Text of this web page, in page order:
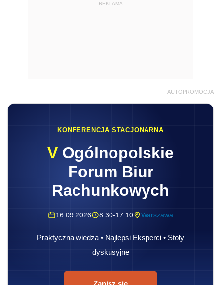
REKLAMA
AUTOPROMOCJA
KONFERENCJA STACJONARNA
V Ogólnopolskie
Forum Biur
Rachunkowych
16.09.2026 8:30-17:10 Warszawa
Praktyczna wiedza • Najlepsi Eksperci • Stoły
dyskusyjne
Zapisz się